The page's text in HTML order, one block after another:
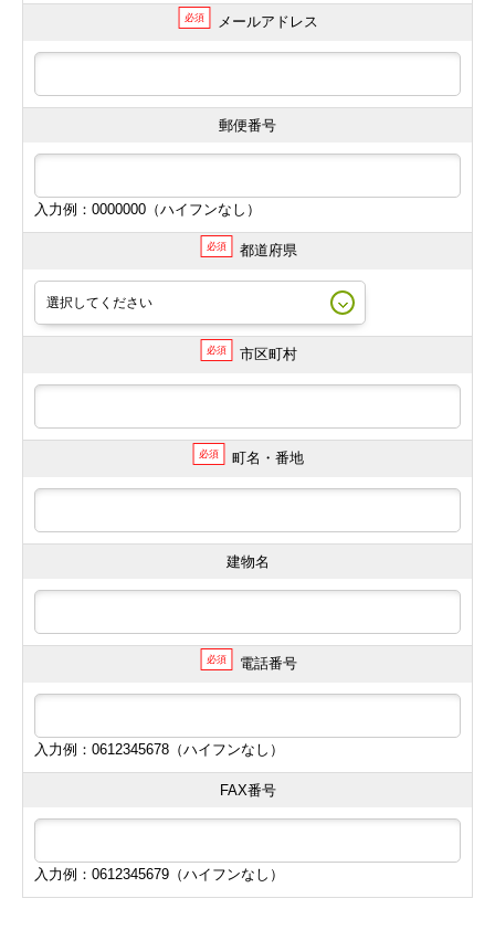
必須 メールアドレス
郵便番号
入力例：0000000（ハイフンなし）
必須 都道府県
必須 市区町村
必須 町名・番地
建物名
必須 電話番号
入力例：0612345678（ハイフンなし）
FAX番号
入力例：0612345679（ハイフンなし）